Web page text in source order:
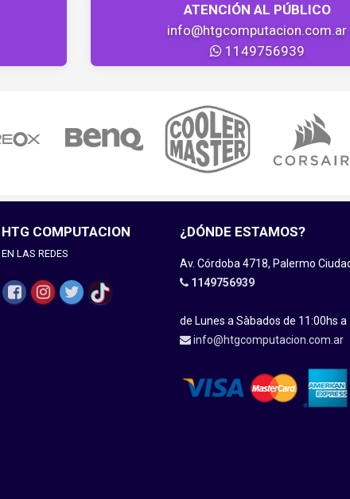
ATENCIÓN AL PÚBLICO
info@htgcomputacion.com.ar
1149756939
HTG COMPUTACION
EN LAS REDES
¿DÓNDE ESTAMOS?
Av. Córdoba 4718, Palermo
1149756939
de Lunes a Sàbados de 11:00hs a
info@htgcomputacion.com.ar